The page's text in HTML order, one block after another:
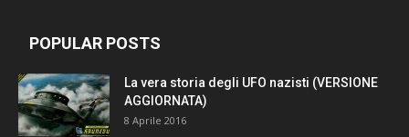
POPULAR POSTS
La vera storia degli UFO nazisti (VERSIONE
AGGIORNATA)
8 Aprile 2016